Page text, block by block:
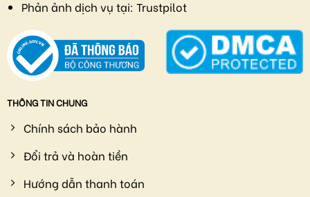
Phản ảnh dịch vụ tại: Trustpilot
THÔNG TIN CHUNG
Chính sách bảo hành
Đổi trả và hoàn tiền
Hướng dẫn thanh toán